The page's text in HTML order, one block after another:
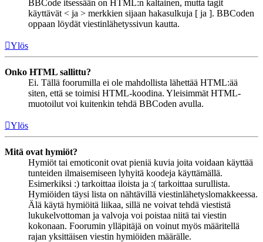
BBCode itsessään on HTML:n kaltainen, mutta tagit
käyttävät < ja > merkkien sijaan hakasulkuja [ ja ]. BBCoden
oppaan löydät viestinlähetyssivun kautta.
Ylös
Onko HTML sallittu?
Ei. Tällä foorumilla ei ole mahdollista lähettää HTML:ää
siten, että se toimisi HTML-koodina. Yleisimmät HTML-
muotoilut voi kuitenkin tehdä BBCoden avulla.
Ylös
Mitä ovat hymiöt?
Hymiöt tai emoticonit ovat pieniä kuvia joita voidaan käyttää
tunteiden ilmaisemiseen lyhyitä koodeja käyttämällä.
Esimerkiksi :) tarkoittaa iloista ja :( tarkoittaa surullista.
Hymiöiden täysi lista on nähtävillä viestinlähetyslomakkeessa.
Älä käytä hymiöitä liikaa, sillä ne voivat tehdä viestistä
lukukelvottoman ja valvoja voi poistaa niitä tai viestin
kokonaan. Foorumin ylläpitäjä on voinut myös määritellä
rajan yksittäisen viestin hymiöiden määrälle.